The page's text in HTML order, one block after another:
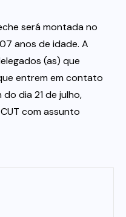
será montada no
anos de idade. A
(as) que
entrem em contato
dia 21 de julho,
com assunto